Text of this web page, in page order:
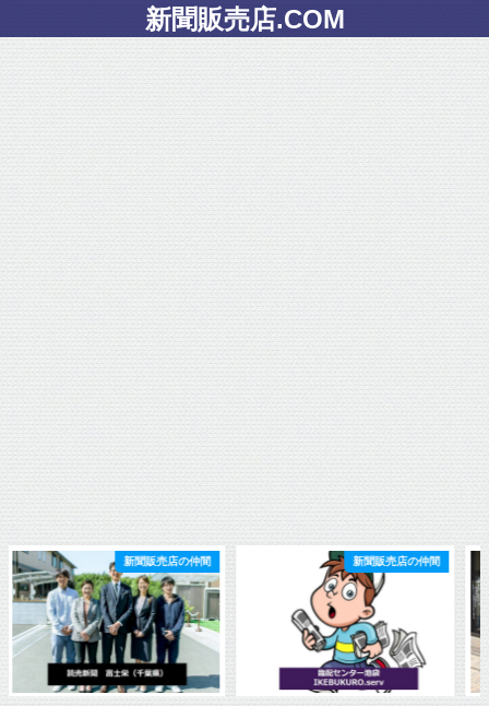
新聞販売店.COM
新聞販売店の仲間 新聞販売店の仲間